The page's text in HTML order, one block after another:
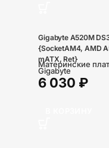
Gigabyte A520M
{SocketAM4, AMD
mATX, Ret}
Материнские
Gigabyte
6 030 ₽